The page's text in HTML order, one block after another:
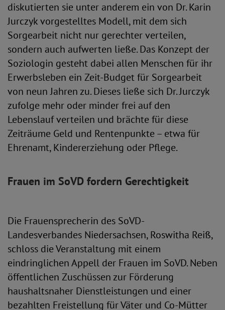
diskutierten sie unter anderem ein von Dr. Karin
Jurczyk vorgestelltes Modell, mit dem sich
Sorgearbeit nicht nur gerechter verteilen,
sondern auch aufwerten ließe. Das Konzept der
Soziologin gesteht dabei allen Menschen für ihr
Erwerbsleben ein Zeit-Budget für Sorgearbeit
von neun Jahren zu. Dieses ließe sich Dr. Jurczyk
zufolge mehr oder minder frei auf den
Lebenslauf verteilen und brächte für diese
Zeiträume Geld und Rentenpunkte – etwa für
Ehrenamt, Kindererziehung oder Pflege.
Frauen im SoVD fordern Gerechtigkeit
Die Frauensprecherin des SoVD-
Landesverbandes Niedersachsen, Roswitha Reiß,
schloss die Veranstaltung mit einem
eindringlichen Appell der Frauen im SoVD. Neben
öffentlichen Zuschüssen zur Förderung
haushaltsnaher Dienstleistungen und einer
bezahlten Freistellung für Väter und Co-Mütter